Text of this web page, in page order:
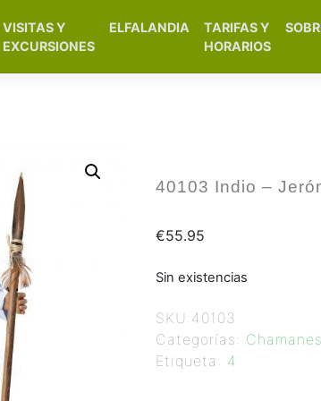
– Alicante
VISITAS Y
EXCURSIONES
ELFALANDIA
TARIFAS Y
HORARIOS
40103 Indio –
€55.95
Sin existencias
SKU: 40103
Categorías:
Etiqueta: 4